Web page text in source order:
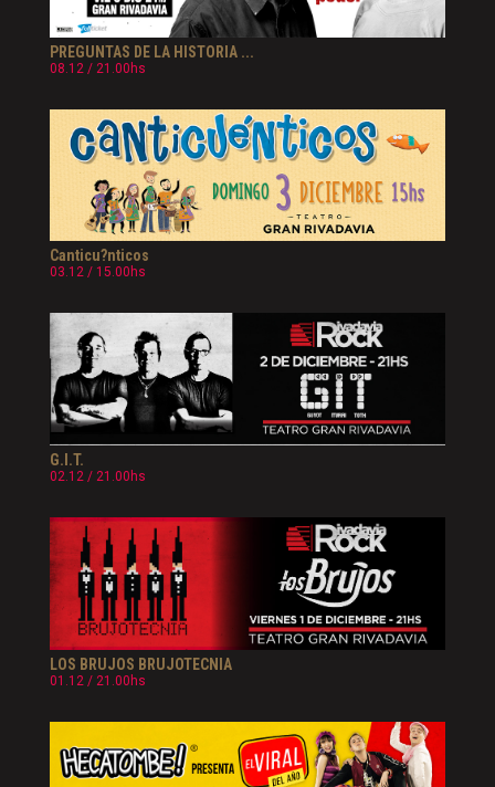
PREGUNTAS DE LA HISTORIA ...
08.12 / 21.00hs
Canticu?nticos
03.12 / 15.00hs
G.I.T.
02.12 / 21.00hs
LOS BRUJOS BRUJOTECNIA
01.12 / 21.00hs